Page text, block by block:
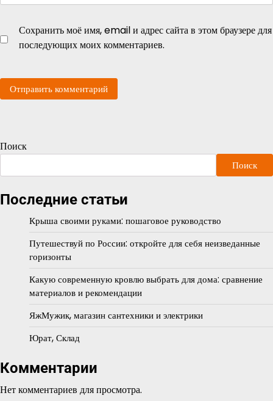
Сохранить моё имя, email и адрес сайта в этом браузере для
последующих моих комментариев.
Поиск
Поиск
Последние статьи
Крыша своими руками: пошаговое руководство
Путешествуй по России: откройте для себя неизведанные
горизонты
Какую современную кровлю выбрать для дома: сравнение
материалов и рекомендации
ЯжМужик, магазин сантехники и электрики
Юрат, Склад
Комментарии
Нет комментариев для просмотра.